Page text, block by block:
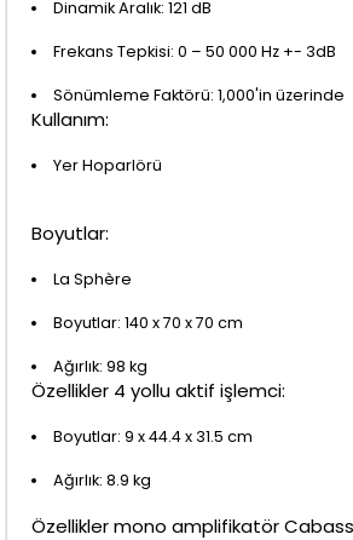
Dinamik Aralık: 121 dB
Frekans Tepkisi: 0 – 50 000 Hz +- 3dB
Sönümleme Faktörü: 1,000'in üzerinde
Kullanım:
Yer Hoparlörü
Boyutlar:
La Sphère
Boyutlar: 140 x 70 x 70 cm
Ağırlık: 98 kg
Özellikler 4 yollu aktif işlemci:
Boyutlar: 9 x 44.4 x 31.5 cm
Ağırlık: 8.9 kg
Özellikler mono amplifikatör